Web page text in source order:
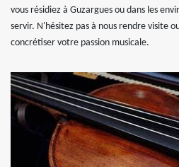
vous résidiez à Guzargues ou dans les
servir. N'hésitez pas à nous rendre visite
concrétiser votre passion musicale.